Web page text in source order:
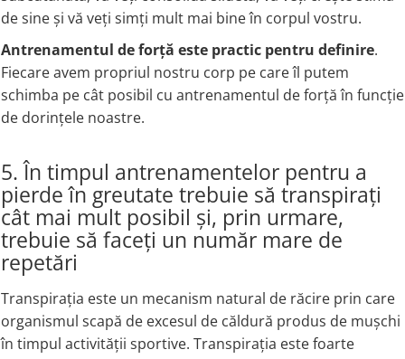
de sine și vă veți simți mult mai bine în corpul vostru.
Antrenamentul de forță este practic pentru definire.
Fiecare avem propriul nostru corp pe care îl putem
schimba pe cât posibil cu antrenamentul de forță în funcție
de dorințele noastre.
5. În timpul antrenamentelor pentru a
pierde în greutate trebuie să transpirați
cât mai mult posibil și, prin urmare,
trebuie să faceți un număr mare de
repetări
Transpirația este un mecanism natural de răcire prin care
organismul scapă de excesul de căldură produs de mușchi
în timpul activității sportive. Transpirația este foarte